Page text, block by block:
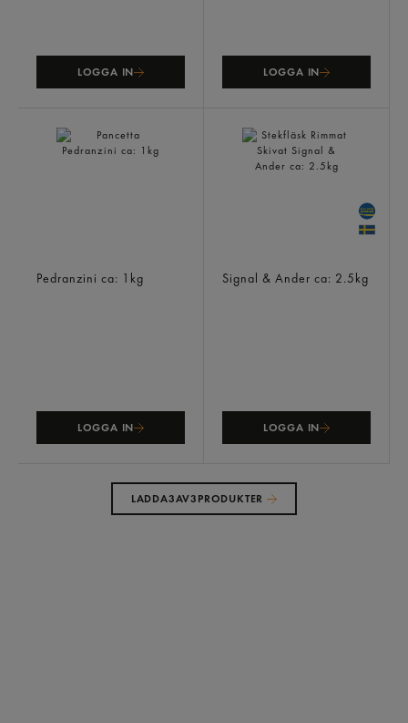
LOGGA IN LOGGA IN
Pedranzini ca: 1kg
LOGGA IN
Signal & Ander ca: 2.5kg
LOGGA IN
LADDA3AV3PRODUKTER